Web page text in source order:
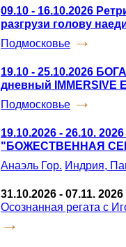
09.10 - 16.10.2026
разгрузи голову
Подмосковье →
19.10 - 25.10.2026
дневный IMMERSIVE
Подмосковье →
19.10.2026 - 26.10. 2026
"БОЖЕСТВЕННАЯ
Анаэль Гор. Индрия,
31.10.2026 - 07.11. 2026
Осознанная регата с
→